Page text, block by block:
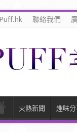
聯絡我們
火熱新聞 趣味分